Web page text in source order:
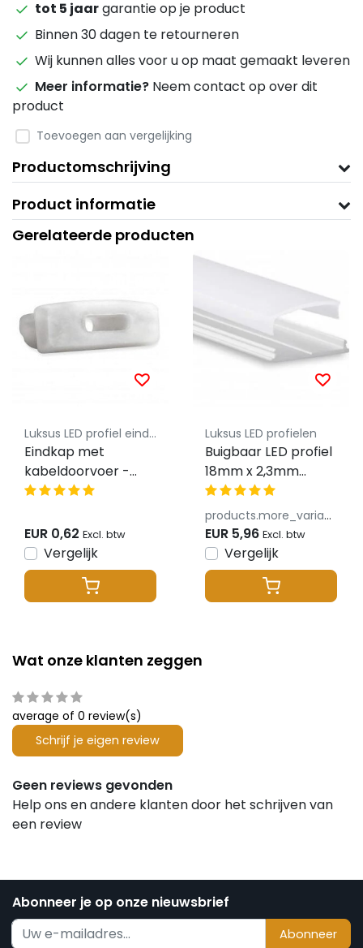
tot 5 jaargarantie op je product
Binnen 30 dagen te retourneren
Wij kunnen alles voor u op maat gemaakt leveren
Meer informatie? Neem contact op over dit
product
Toevoegen aan vergelijking
Productomschrijving
Product informatie
Gerelateerde producten
Luksus LED profiel eindkapjes
Eindkap met
kabeldoorvoer -
13ALU
EUR 0,62 Excl. btw
Vergelijk
Luksus LED profielen
Buigbaar LED profiel
18mm x 2,3mm
inclusief opaal
klikafdekking - 13ALUproducts.more_variants_available
EUR 5,96 Excl. btw
Vergelijk
Wat onze klanten zeggen
average of 0 review(s)
Schrijf je eigen review
Geen reviews gevonden
Help ons en andere klanten door het schrijven van
een review
Abonneer je op onze nieuwsbrief
Abonneer